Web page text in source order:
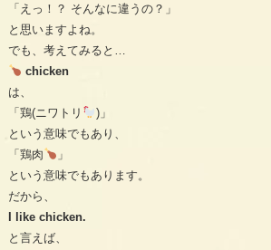
「えっ！？ そんなに違うの？」
と思いますよね。
でも、考えてみると…
chicken
は、
「鶏(ニワトリ
)」
という意味でもあり、
「鶏肉
」
という意味でもあります。
だから、
I like chicken.
と言えば、